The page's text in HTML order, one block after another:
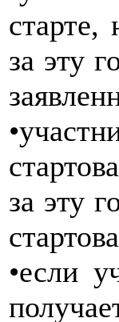
за эту
за эту
•если